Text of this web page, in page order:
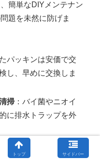
簡単なDIYメンテナン
題を未然に防げま
パッキンは安価で交
し、早めに交換しま
掃：バイ菌やニオイ
に排水トラップを外
ことで、キッチンの
トップ サイドバー